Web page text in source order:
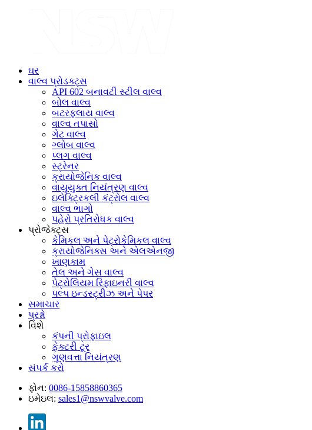
ઘર
વાલ્વ પ્રોડક્ટ્સ
API 602 બનાવટી સ્ટીલ વાલ્વ
બોલ વાલ્વ
બટરફ્લાય વાલ્વ
વાલ્વ તપાસો
ગેટ વાલ્વ
ગ્લોબ વાલ્વ
પ્લગ વાલ્વ
સ્ટ્રેનર
ક્રાયોજેનિક વાલ્વ
વાયુયુક્ત નિયંત્રણ વાલ્વ
ઇલેક્ટ્રિકલી કંટ્રોલ વાલ્વ
વાલ્વ ભાગો
પહેરો પ્રતિરોધક વાલ્વ
પ્રોજેક્ટ્સ
કેમિકલ અને પેટ્રોકેમિકલ વાલ્વ
ક્રાયોજેનિક્સ અને એલએનજી
ખાણકામ
તેલ અને ગેસ વાલ્વ
પેટ્રોલિયમ રિફાઇનરી વાલ્વ
પલ્પ ઇન્ડસ્ટ્રીઝ અને પેપર
સમાચાર
પ્રશ્નો
વિશે
કંપની પ્રોફાઇલ
ફેક્ટરી ટૂર
ગુણવત્તા નિયંત્રણ
સંપર્ક કરો
ફોન: 0086-15858860365
ઇમેઇલ: sales1@nswvalve.com